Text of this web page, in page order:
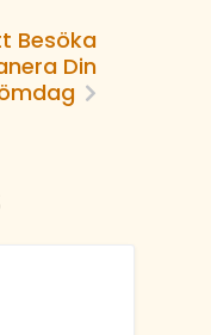
Besöka
Din